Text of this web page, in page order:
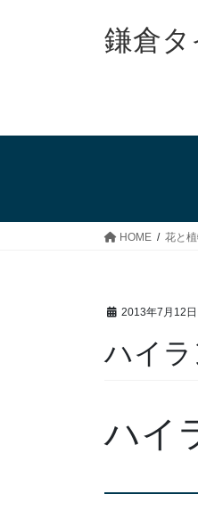
ス
ン
鎌倉タ
HOME 花と
2013年7月12日
ハイ
ハイ